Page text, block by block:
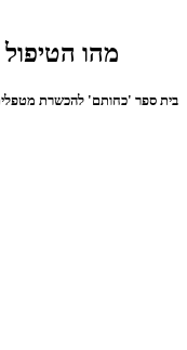
מהו הטיפול
בית ספר 'כחותם' להכשרת מטפלים